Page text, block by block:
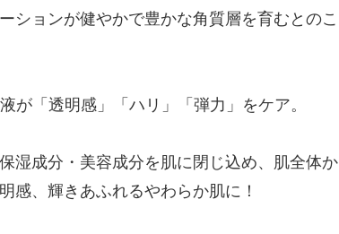
ションが健やかで豊かな角質層を育むとのこ
が「透明感」「ハリ」「弾力」をケア。
湿成分・美容成分を肌に閉じ込め、肌全体か
感、輝きあふれるやわらか肌に！